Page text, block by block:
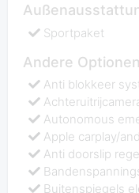
Sportpaket
Andere Optionen
Anti blokkeer
Autonomous
Apple carplay/
Anti doorslip
Buitenspiegels